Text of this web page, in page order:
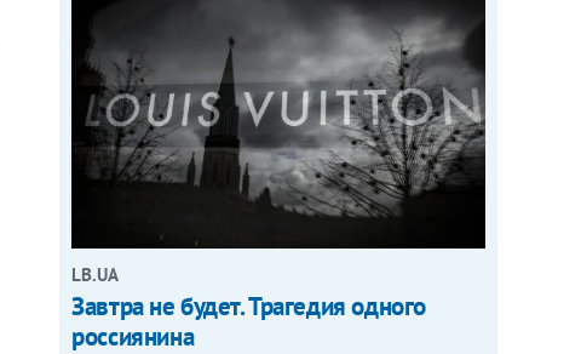
LB.UA
Завтра не будет. Трагедия одного
россиянина